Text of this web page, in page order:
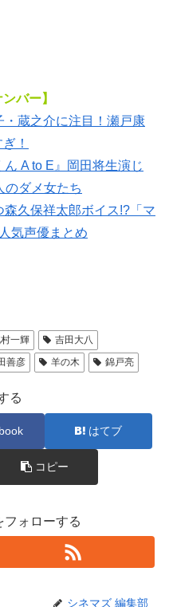
バー】
蔵之介に注目！瀬戸康
！
A to E』岡田将生演じ
のダメ女たち
久保祥太郎ボイス!?「マ
気声優まとめ
一輝
吉田大八
善彦 羊の木 錦戸亮
る
はてブ
コピー
フォローする
シネマズ 編集部